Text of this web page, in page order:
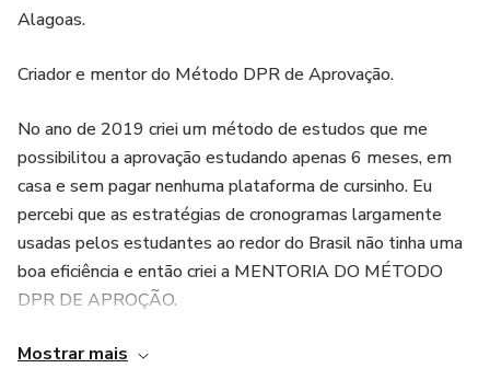
Alagoas.
Criador e mentor do Método DPR de Aprovação.
No ano de 2019 criei um método de estudos que me
possibilitou a aprovação estudando apenas 6 meses, em
casa e sem pagar nenhuma plataforma de cursinho. Eu
percebi que as estratégias de cronogramas largamente
usadas pelos estudantes ao redor do Brasil não tinha uma
boa eficiência e então criei a MENTORIA DO MÉTODO
DPR DE APROÇÃO.
A minha missão é facilitar a entrada na universidade de
Mostrar mais